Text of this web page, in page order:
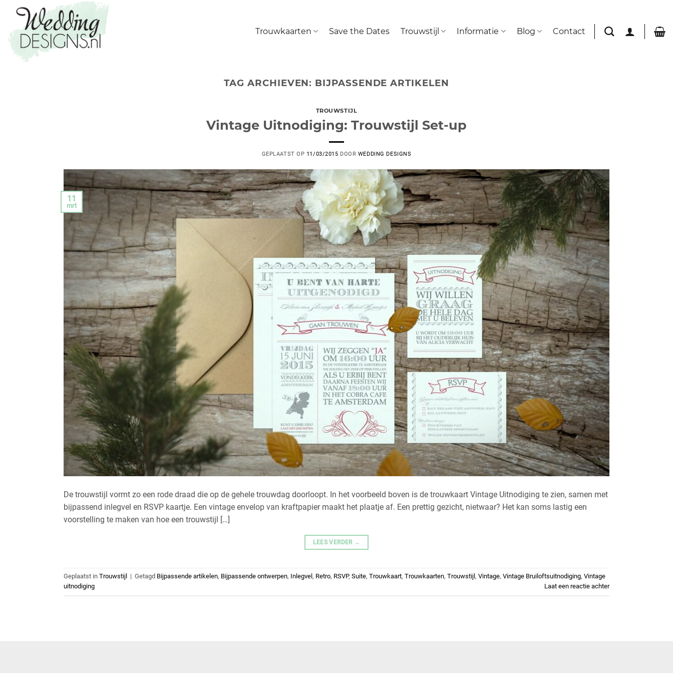
Trouwkaarten Save the Dates Trouwstijl Informatie Blog Contact
TAG ARCHIEVEN: BIJPASSENDE ARTIKELEN
TROUWSTIJL
Vintage Uitnodiging: Trouwstijl Set-up
GEPLAATST OP 11/03/2015 DOOR WEDDING DESIGNS
11
mrt
De trouwstijl vormt zo een rode draad die op de gehele trouwdag doorloopt. In het voorbeeld boven is de trouwkaart Vintage Uitnodiging te zien, samen met
bijpassend inlegvel en RSVP kaartje. Een vintage envelop van kraftpapier maakt het plaatje af. Een prettig gezicht, nietwaar? Het kan soms lastig een
voorstelling te maken van hoe een trouwstijl […]
LEES VERDER →
Geplaatst in Trouwstijl | Getagd Bijpassende artikelen, Bijpassende ontwerpen, Inlegvel , Retro, RSVP, Suite, Trouwkaart, Trouwkaarten, Trouwstijl , Vintage, Vintage Bruiloftsuitnodiging, Vintage
uitnodiging
Laat een reactie achter